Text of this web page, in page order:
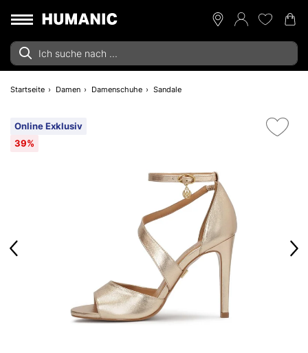
Startseite Damen Damenschuhe Sandale
Online Exklusiv
39%